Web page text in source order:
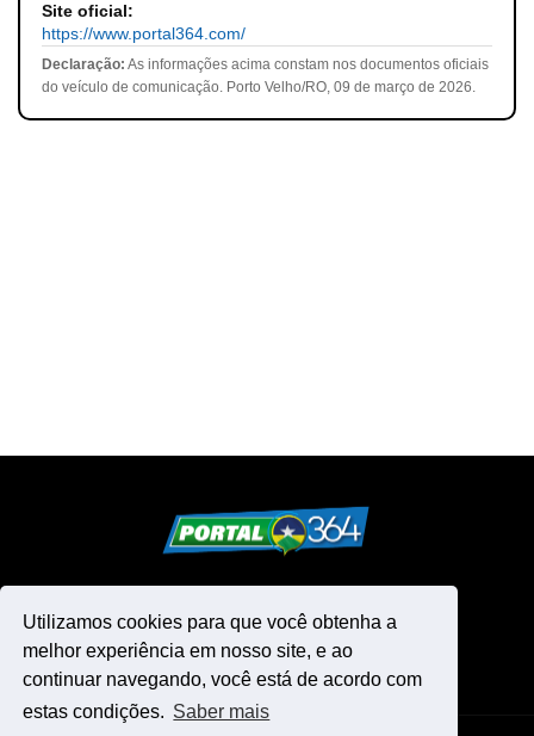
Utilizamos cookies para que você obtenha a
melhor experiência em nosso site, e ao
continuar navegando, você está de acordo com
estas condições. Saber mais
Site oficial:
https://www.portal364.com/
Declaração: As informações acima constam nos documentos oficiais
do veículo de comunicação. Porto Velho/RO, 09 de março de 2026.